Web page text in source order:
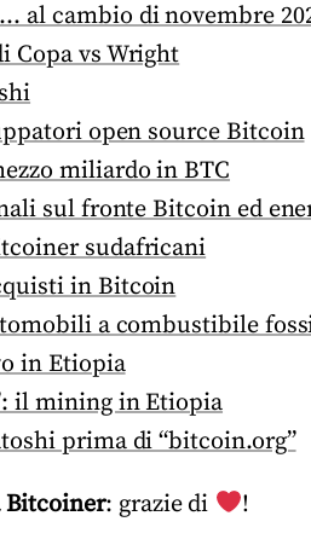
al cambio di novembre
vs Wright
open source Bitcoin
miliardo in BTC
sul fronte Bitcoin ed
sudafricani
in Bitcoin
a combustibile
in Etiopia
il mining in Etiopia
prima di “bitcoin.org”
Bitcoiner: grazie di !